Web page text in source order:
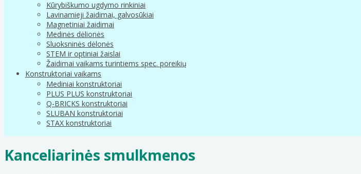
Kūrybiškumo ugdymo rinkiniai
Lavinamieji žaidimai, galvosūkiai
Magnetiniai žaidimai
Medinės dėlionės
Sluoksninės dėlonės
STEM ir optiniai žaislai
Žaidimai vaikams turintiems spec. poreikių
Konstruktoriai vaikams
Mediniai konstruktoriai
PLUS PLUS konstruktoriai
Q-BRICKS konstruktoriai
SLUBAN konstruktoriai
STAX konstruktoriai
Kanceliarinės smulkmenos